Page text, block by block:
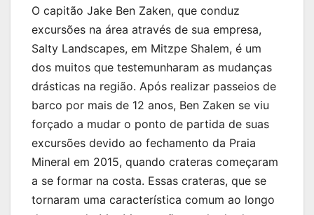
O capitão Jake Ben Zaken, que conduz
excursões na área através de sua empresa,
Salty Landscapes, em Mitzpe Shalem, é um
dos muitos que testemunharam as mudanças
drásticas na região. Após realizar passeios de
barco por mais de 12 anos, Ben Zaken se viu
forçado a mudar o ponto de partida de suas
excursões devido ao fechamento da Praia
Mineral em 2015, quando crateras começaram
a se formar na costa. Essas crateras, que se
tornaram uma característica comum ao longo